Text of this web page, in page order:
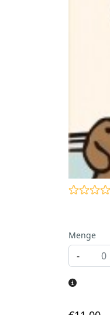
Menge
-